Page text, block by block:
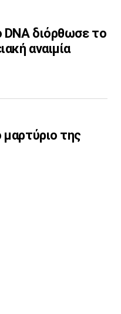
DNA διόρθωσε το
αναιμία
της